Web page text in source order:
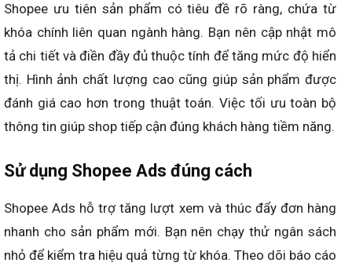
Shopee ưu tiên sản phẩm có tiêu đề rõ ràng, chứa từ
khóa chính liên quan ngành hàng. Bạn nên cập nhật mô
tả chi tiết và điền đầy đủ thuộc tính để tăng mức độ hiển
thị. Hình ảnh chất lượng cao cũng giúp sản phẩm được
đánh giá cao hơn trong thuật toán. Việc tối ưu toàn bộ
thông tin giúp shop tiếp cận đúng khách hàng tiềm năng.
Sử dụng Shopee Ads đúng cách
Shopee Ads hỗ trợ tăng lượt xem và thúc đẩy đơn hàng
nhanh cho sản phẩm mới. Bạn nên chạy thử ngân sách
nhỏ để kiểm tra hiệu quả từng từ khóa. Theo dõi báo cáo